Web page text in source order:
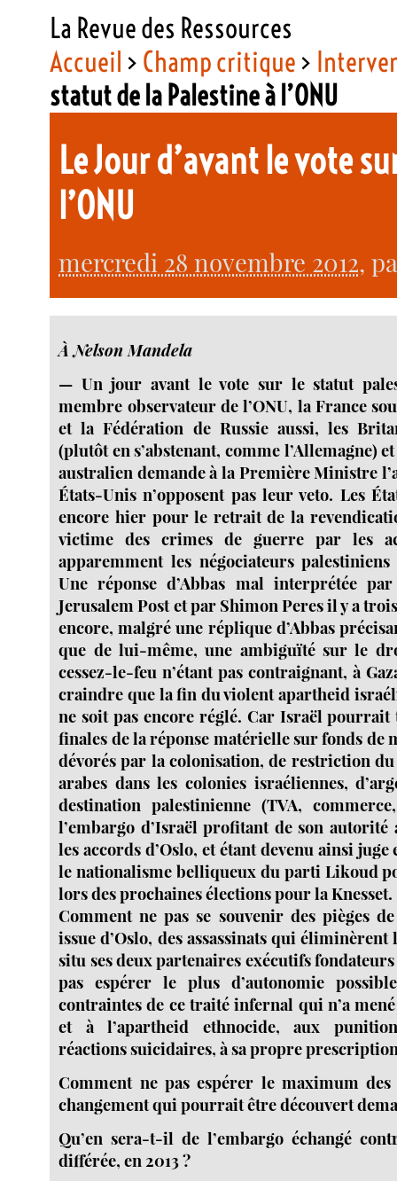
La Revue des Ressources
Accueil > Champ critique>
statut de la Palestine à l’ONU
Le Jour d’avant le vote
l’ONU
mercredi 28 novembre 2012,
À Nelson Mandela
— Un jour avant le vote sur le statut
membre observateur de l’ONU, la France
et la Fédération de Russie aussi, les
(plutôt en s’abstenant, comme l’Allemagne)
australien demande à la Première Ministre
États-Unis n’opposent pas leur veto. Les
encore hier pour le retrait de la
victime des crimes de guerre par les
apparemment les négociateurs
Une réponse d’Abbas mal interprétée
Jerusalem Post et par Shimon Peres il y a
encore, malgré une réplique d’Abbas
que de lui-même, une ambiguïté sur le
cessez-le-feu n’étant pas contraignant, à
craindre que la fin du violent apartheid
ne soit pas encore réglé. Car Israël
finales de la réponse matérielle sur fonds
dévorés par la colonisation, de restriction
arabes dans les colonies israéliennes,
destination palestinienne (TVA,
l’embargo d’Israël profitant de son autorité
les accords d’Oslo, et étant devenu ainsi
le nationalisme belliqueux du parti Likoud
lors des prochaines élections pour la Knesset.
Comment ne pas se souvenir des pièges
issue d’Oslo, des assassinats qui éliminèrent
situ ses deux partenaires exécutifs
pas espérer le plus d’autonomie
contraintes de ce traité infernal qui n’a
et à l’apartheid ethnocide, aux
réactions suicidaires, à sa propre
Comment ne pas espérer le maximum
changement qui pourrait être découvert
Qu’en sera-t-il de l’embargo échangé
différée, en 2013 ?